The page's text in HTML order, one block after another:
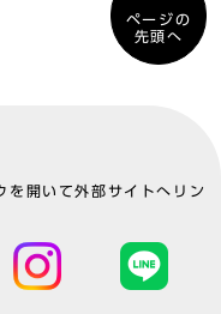
ページの
先頭へ
を開いて外部サイトへリン